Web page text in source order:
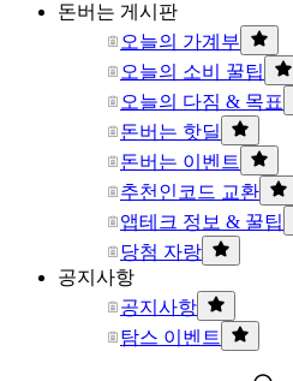
돈버는 게시판
오늘의 가계부
오늘의 소비 꿀팁
오늘의 다짐 & 목표
돈버는 핫딜
돈버는 이벤트
추천인코드 교환
앱테크 정보 & 꿀팁
당첨 자랑
공지사항
공지사항
탐스 이벤트